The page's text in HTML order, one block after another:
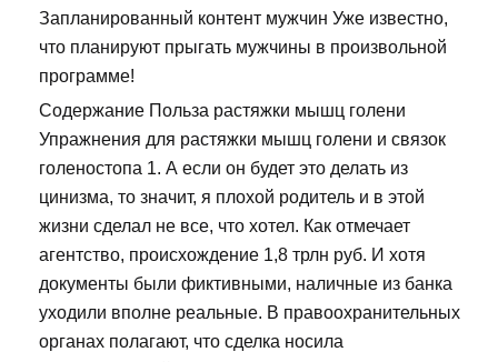
Запланированный контент мужчин Уже известно,
что планируют прыгать мужчины в произвольной
программе!
Содержание Польза растяжки мышц голени
Упражнения для растяжки мышц голени и связок
голеностопа 1. А если он будет это делать из
цинизма, то значит, я плохой родитель и в этой
жизни сделал не все, что хотел. Как отмечает
агентство, происхождение 1,8 трлн руб. И хотя
документы были фиктивными, наличные из банка
уходили вполне реальные. В правоохранительных
органах полагают, что сделка носила